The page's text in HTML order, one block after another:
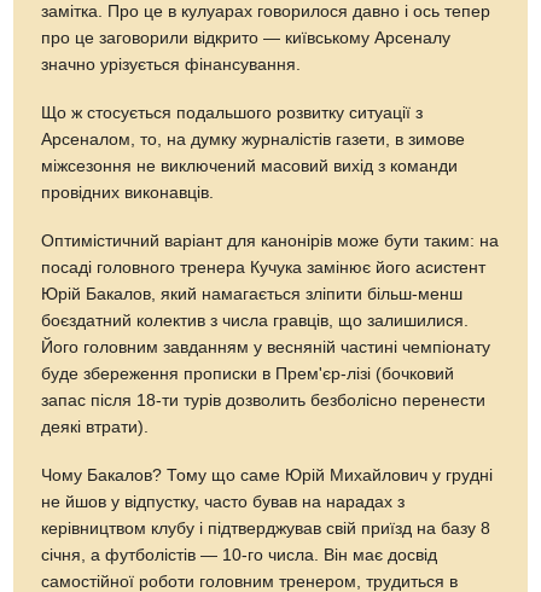
замітка. Про це в кулуарах говорилося давно і ось тепер
про це заговорили відкрито — київському Арсеналу
значно урізується фінансування.
Що ж стосується подальшого розвитку ситуації з
Арсеналом, то, на думку журналістів газети, в зимове
міжсезоння не виключений масовий вихід з команди
провідних виконавців.
Оптимістичний варіант для канонірів може бути таким: на
посаді головного тренера Кучука замінює його асистент
Юрій Бакалов, який намагається зліпити більш-менш
боєздатний колектив з числа гравців, що залишилися.
Його головним завданням у весняній частині чемпіонату
буде збереження прописки в Прем'єр-лізі (бочковий
запас після 18-ти турів дозволить безболісно перенести
деякі втрати).
Чому Бакалов? Тому що саме Юрій Михайлович у грудні
не йшов у відпустку, часто бував на нарадах з
керівництвом клубу і підтверджував свій приїзд на базу 8
січня, а футболістів — 10-го числа. Він має досвід
самостійної роботи головним тренером, трудиться в